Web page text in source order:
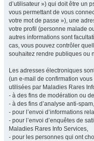
d’utilisateur ») qui doit être un
vous permettant de vous
votre mot de passe »), une
votre profil (personne malade
autres informations sont
cas, vous pouvez contrôler
souhaitez rendre publiques ou
Les adresses électroniques
(un e-mail de confirmation
utilisées par Maladies Rares
- à des fins de modération ou
- à des fins d’analyse anti-spam,
- pour l’envoi d’informations
- pour l’envoi d’enquêtes de
Maladies Rares Info Services,
- pour les personnes qui ont